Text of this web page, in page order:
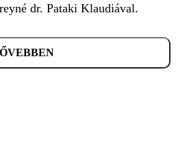
dr. Pataki Klaudiával.